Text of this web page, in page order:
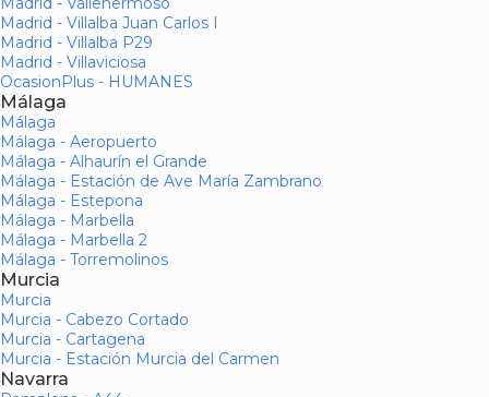
Madrid - Villalba Juan Carlos I
Madrid - Villalba P29
Madrid - Villaviciosa
OcasionPlus - HUMANES
Málaga
Málaga
Málaga - Aeropuerto
Málaga - Alhaurín el Grande
Málaga - Estación de Ave María Zambrano
Málaga - Estepona
Málaga - Marbella
Málaga - Marbella 2
Málaga - Torremolinos
Murcia
Murcia
Murcia - Cabezo Cortado
Murcia - Cartagena
Murcia - Estación Murcia del Carmen
Navarra